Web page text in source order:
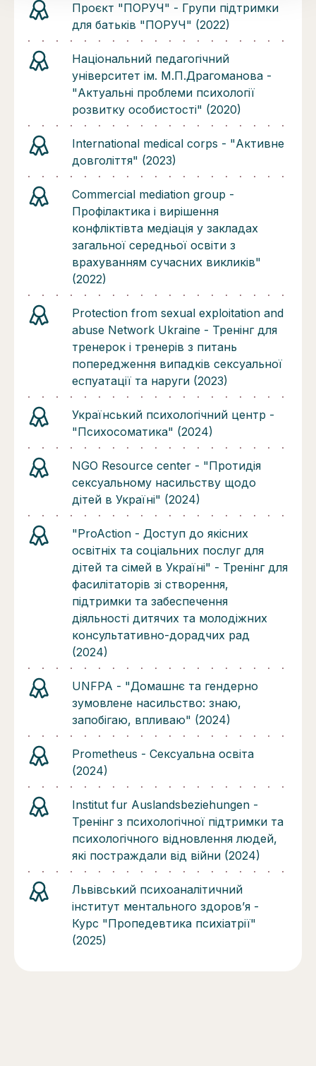
Проєкт "ПОРУЧ" - Групи підтримки
для батьків "ПОРУЧ" (2022)
Національний педагогічний
університет ім. М.П.Драгоманова -
"Актуальні проблеми психології
розвитку особистості" (2020)
International medical corps - "Активне
довголіття" (2023)
Commercial mediation group -
Профілактика і вирішення
конфліктівта медіація у закладах
загальної середньої освіти з
врахуванням сучасних викликів"
(2022)
Protection from sexual exploitation and
abuse Network Ukraine - Тренінг для
тренерок і тренерів з питань
попередження випадків сексуальної
еспуатації та наруги (2023)
Український психологічний центр -
"Психосоматика" (2024)
NGO Resource center - "Протидія
сексуальному насильству щодо
дітей в Україні" (2024)
"ProAction - Доступ до якісних
освітніх та соціальних послуг для
дітей та сімей в Україні" - Тренінг для
фасилітаторів зі створення,
підтримки та забеспечення
діяльності дитячих та молодіжних
консультативно-дорадчих рад
(2024)
UNFPA - "Домашнє та гендерно
зумовлене насильство: знаю,
запобігаю, впливаю" (2024)
Prometheus - Сексуальна освіта
(2024)
Institut fur Auslandsbeziehungen -
Тренінг з психологічної підтримки та
психологічного відновлення людей,
які постраждали від війни (2024)
Львівський психоаналітичний
інститут ментального здоровʼя -
Курс "Пропедевтика психіатрії"
(2025)